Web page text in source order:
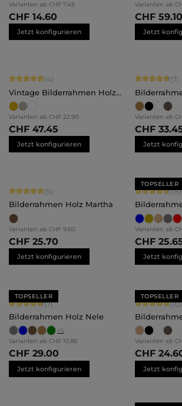
Varianten ab CHF 7.45
CHF 14.60
Jetzt konfigurieren
Varianten ab
CHF 59.10
Jetzt
Durchschnittliche Bewertung von 5 von 5 Sternen
(4)
Vintage Bilderrahmen Holz
Lysann
Varianten ab CHF 22.90
CHF 47.45
Jetzt konfigurieren
(7)
Varianten ab
CHF
Jetzt
Durchschnittliche Bewertung von 5 von 5
(5)
Bilderrahmen Holz Martha
Varianten ab CHF 9.60
CHF 25.70
Jetzt konfigurieren
TOPSELLER
(15)
Varianten ab
CHF
Jetzt
TOPSELLER
Durchschnittliche Bewertung von 4.71 von 5
(7)
Bilderrahmen Holz Nele
+5
Varianten ab CHF 10.85
CHF 29.00
Jetzt konfigurieren
TOPSELLER
(10)
Varianten ab
CHF
Jetzt